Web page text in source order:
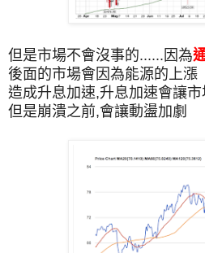
但是市場不會沒事的......因為
後面的市場會因為能源的上漲
造成升息加速,升息加速會讓
但是崩潰之前,會讓動盪加劇